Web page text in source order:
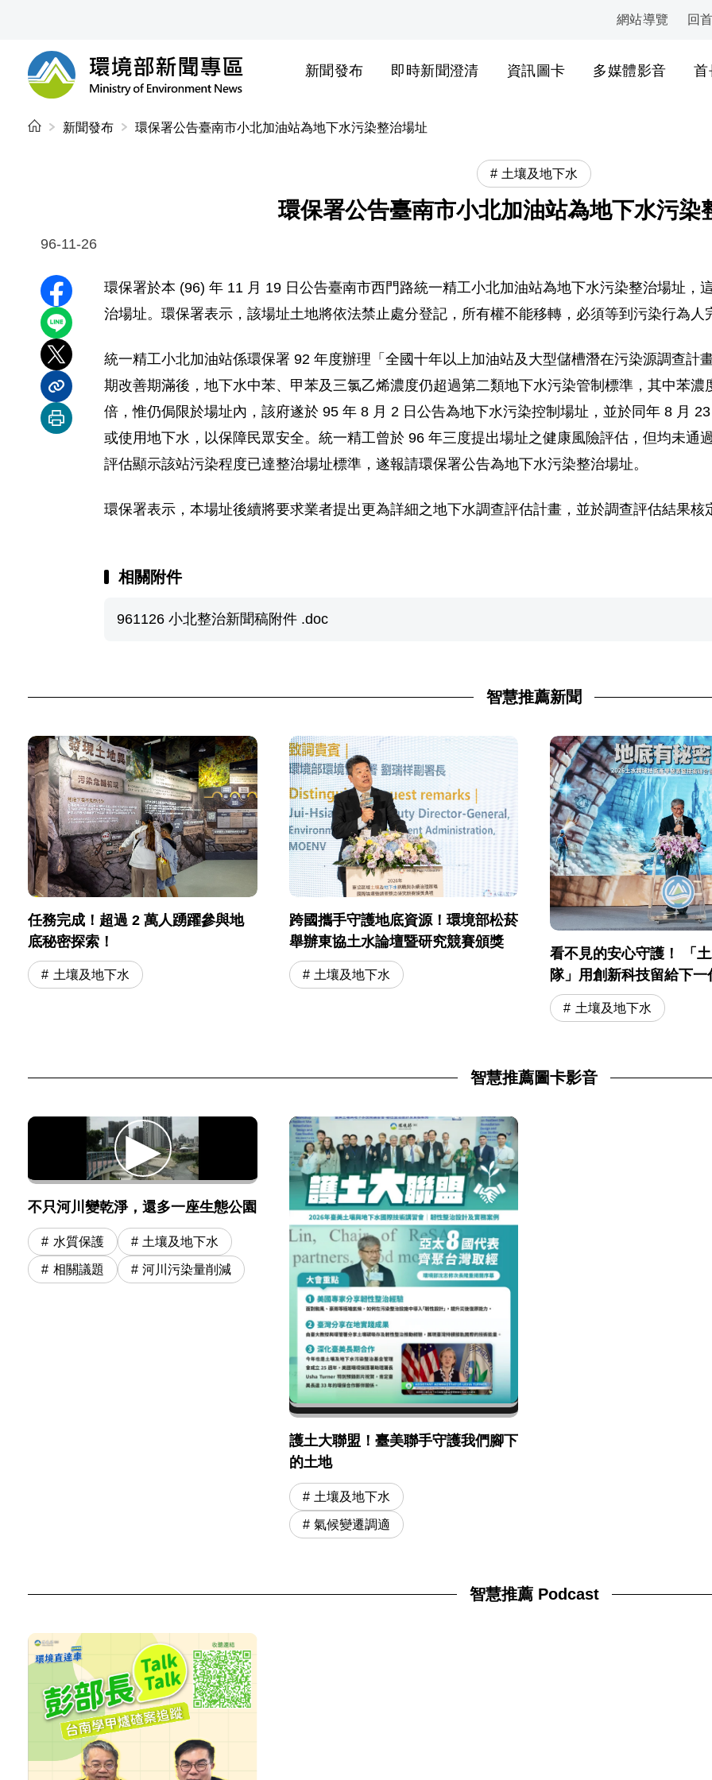
:::
網站導覽 回
環境部新聞專區
新聞發布 即時新聞澄清 資訊圖卡 多媒體影音 首
新聞發布 環保署公告臺南市小北加油站為地下水污染整治場址
土壤及地下水
環保署公告臺南市小北加油站為地下水污染
96-11-26
分享至 Facebook
分享到 LINE
分享到 X
分享內容連結
列印本頁
環保署於本 (96) 年 11 月 19 日公告臺南市西門路統一精工小北加油站為地下水污染整治場址，
治場址。環保署表示，該場址土地將依法禁止處分登記，所有權不能移轉，必須等到污染行為人
統一精工小北加油站係環保署 92 年度辦理「全國十年以上加油站及大型儲槽潛在污染源調查計
期改善期滿後，地下水中苯、甲苯及三氯乙烯濃度仍超過第二類地下水污染管制標準，其中苯
倍，惟仍侷限於場址內，該府遂於 95 年 8 月 2 日公告為地下水污染控制場址，並於同年 8 月
或使用地下水，以保障民眾安全。統一精工曾於 96 年三度提出場址之健康風險評估，但均未通
評估顯示該站污染程度已達整治場址標準，遂報請環保署公告為地下水污染整治場址。
環保署表示，本場址後續將要求業者提出更為詳細之地下水調查評估計畫，並於調查評估結果核
相關附件
961126 小北整治新聞稿附件 .doc
智慧推薦新聞
任務完成！超過 2 萬人踴躍參與地
底秘密探索！
土壤及地下水
跨國攜手守護地底資源！環境部松菸
舉辦東協土水論壇暨研究競賽頒獎
土壤及地下水
看不見的安心守護！ 「
隊」用創新科技留給下一
土壤及地下水
智慧推薦圖卡影音
不只河川變乾淨，還多一座生態公園
水質保護 土壤及地下水
相關議題 河川污染量削減
護土大聯盟！臺美聯手守護我們腳下
的土地
土壤及地下水
氣候變遷調適
智慧推薦 Podcast